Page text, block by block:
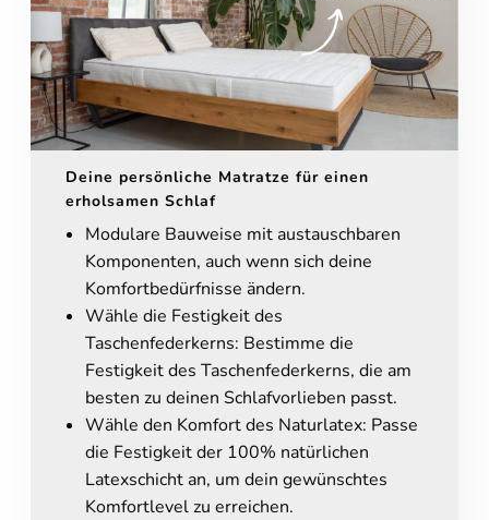
Deine persönliche Matratze für einen
erholsamen Schlaf
Modulare Bauweise mit austauschbaren
Komponenten, auch wenn sich deine
Komfortbedürfnisse ändern.
Wähle die Festigkeit des
Taschenfederkerns: Bestimme die
Festigkeit des Taschenfederkerns, die am
besten zu deinen Schlafvorlieben passt.
Wähle den Komfort des Naturlatex: Passe
die Festigkeit der 100% natürlichen
Latexschicht an, um dein gewünschtes
Komfortlevel zu erreichen.